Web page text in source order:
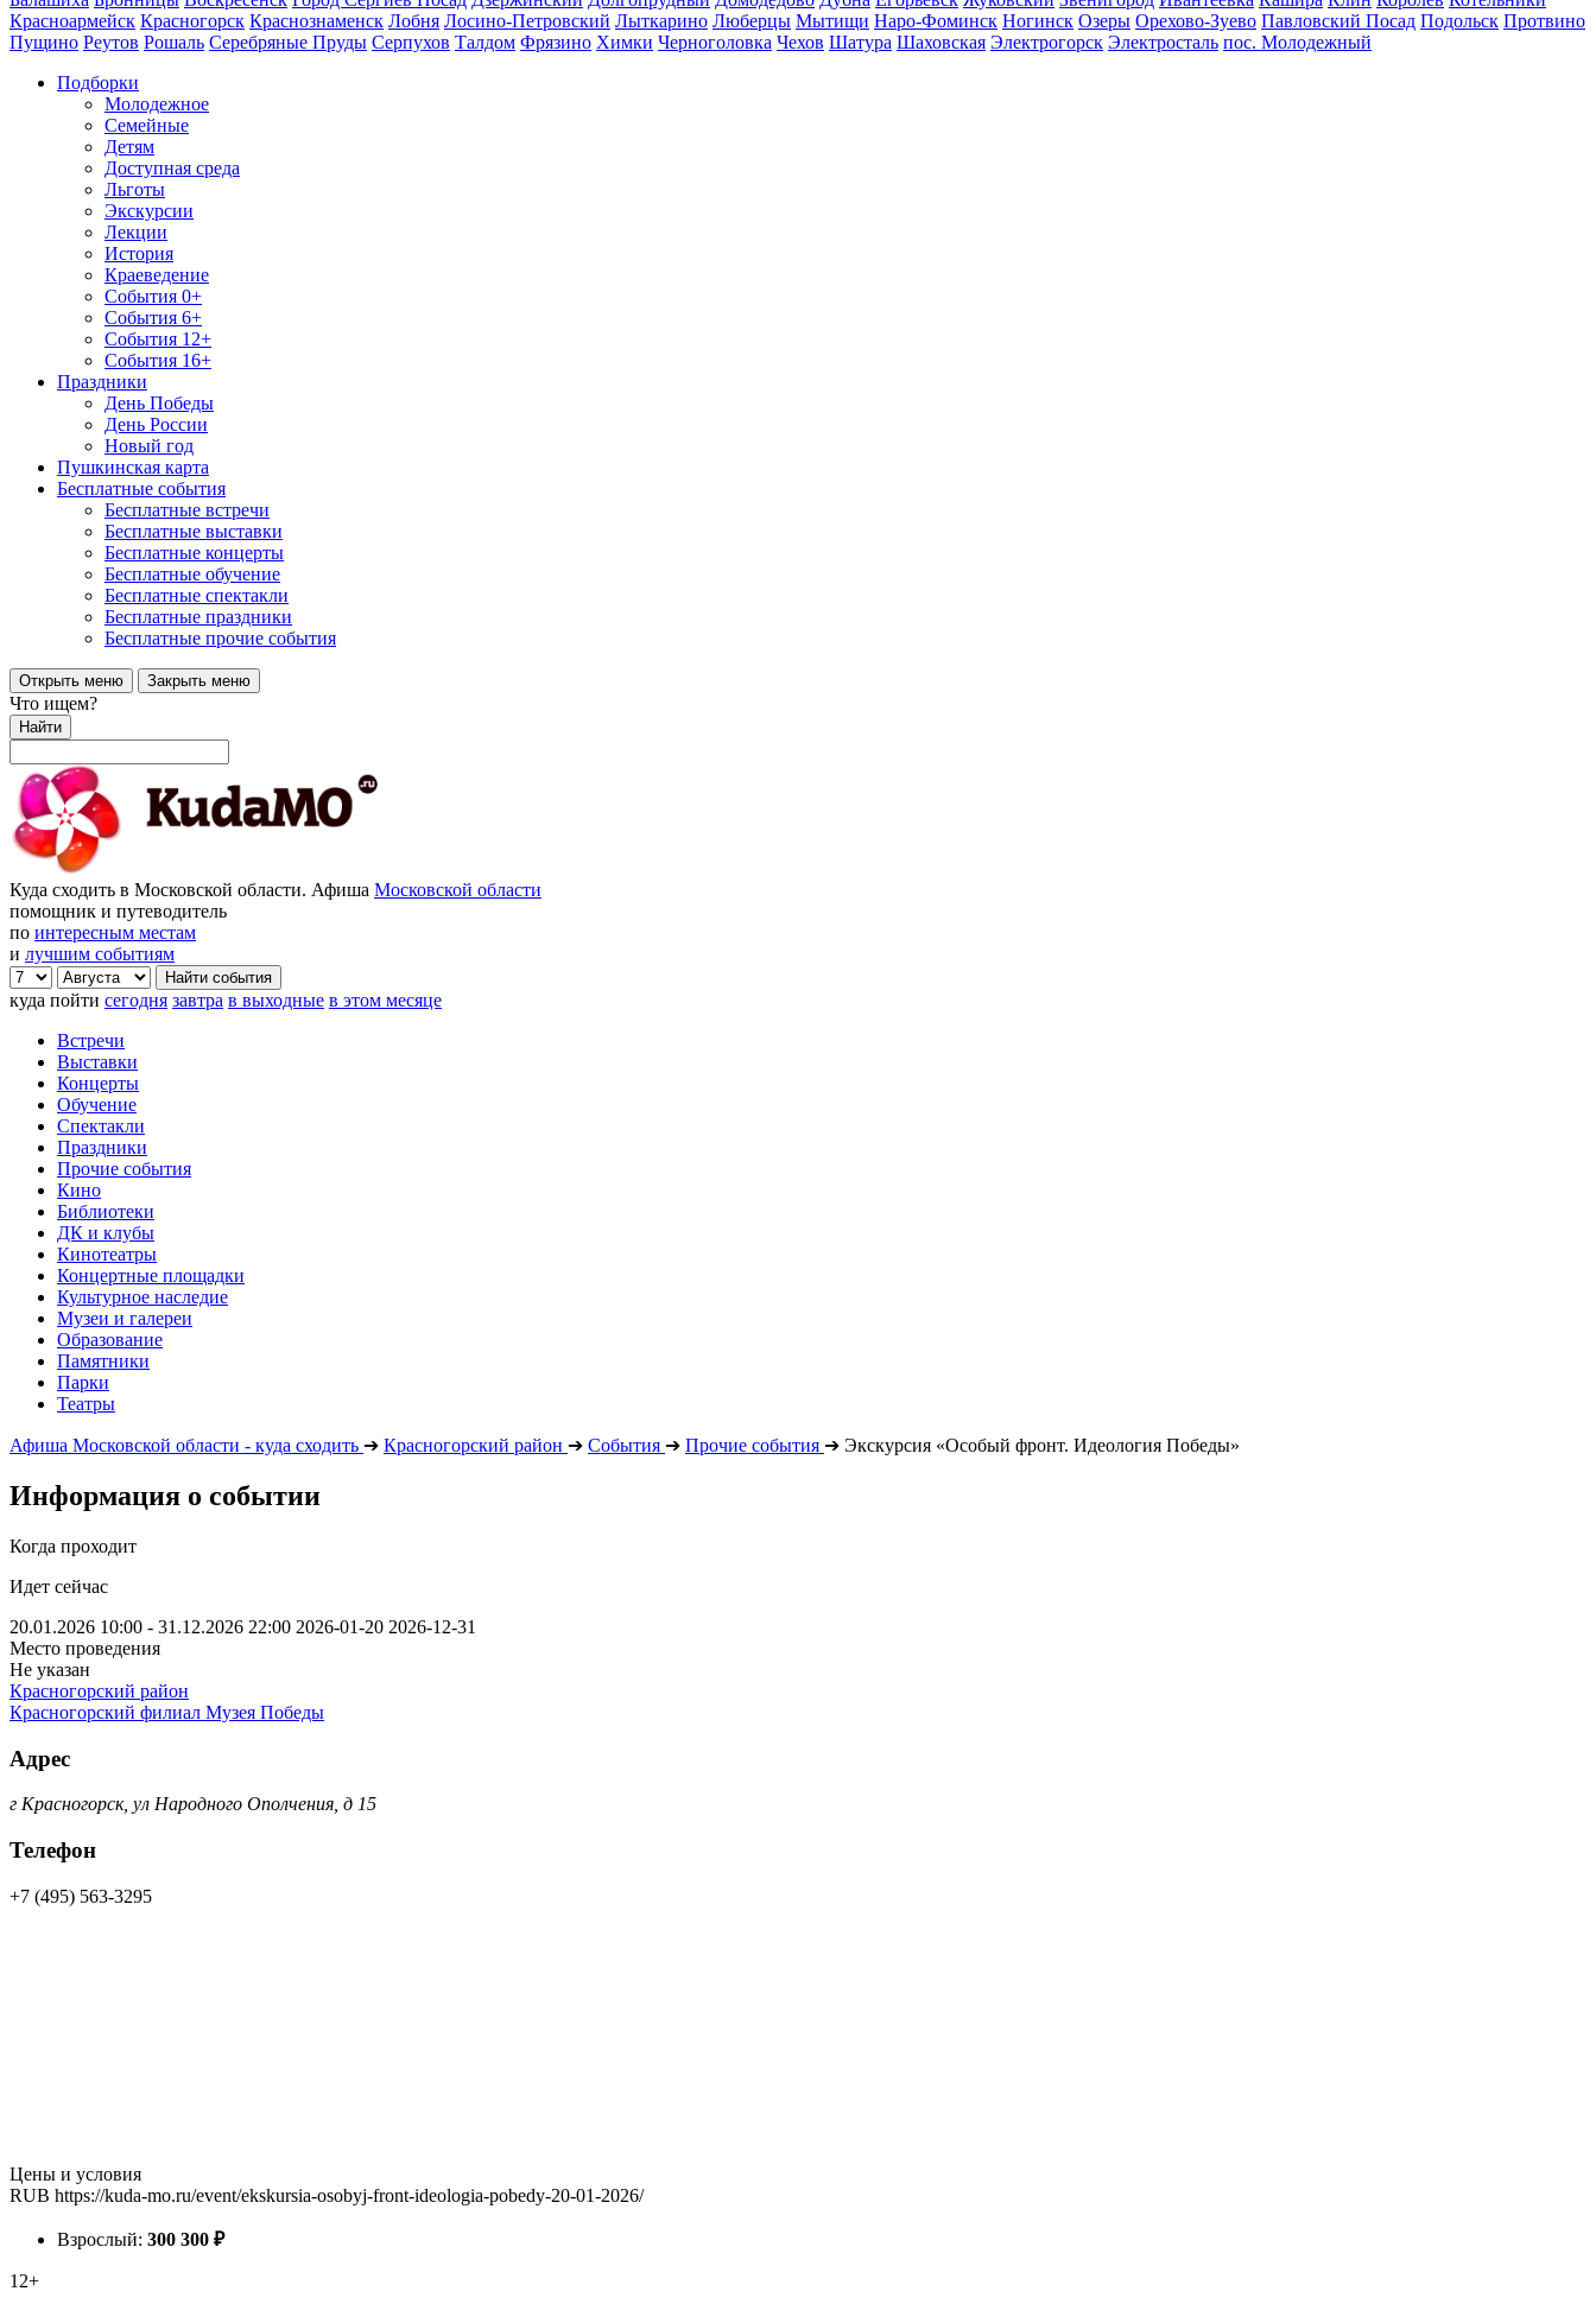
Красноармейск Красногорск Краснознаменск Лобня Лосино-Петровский Лыткарино Люберцы Мытищи Наро-Фоминск Ногинск Озеры Орехово-Зуево Павловский Посад Подольск Протвино
Пущино Реутов Рошаль Серебряные Пруды Серпухов Талдом Фрязино Химки Черноголовка Чехов Шатура Шаховская Электрогорск Электросталь пос. Молодежный
Подборки
Молодежное
Семейные
Детям
Доступная среда
Льготы
Экскурсии
Лекции
История
Краеведение
События 0+
События 6+
События 12+
События 16+
Праздники
День Победы
День России
Новый год
Пушкинская карта
Бесплатные события
Бесплатные встречи
Бесплатные выставки
Бесплатные концерты
Бесплатные обучение
Бесплатные спектакли
Бесплатные праздники
Бесплатные прочие события
Открыть меню Закрыть меню
Что ищем?
Найти
Куда сходить в Московской области. Афиша Московской области
помощник и путеводитель
по интересным местам
и лучшим событиям
куда пойти сегодня завтра в выходные в этом месяце
Встречи
Выставки
Концерты
Обучение
Спектакли
Праздники
Прочие события
Кино
Библиотеки
ДК и клубы
Кинотеатры
Концертные площадки
Культурное наследие
Музеи и галереи
Образование
Памятники
Парки
Театры
Афиша Московской области - куда сходить ➔ Красногорский район ➔ События ➔ Прочие события ➔ Экскурсия «Особый фронт. Идеология Победы»
Информация о событии
Когда проходит
Идет сейчас
20.01.2026 10:00 - 31.12.2026 22:00 2026-01-20 2026-12-31
Место проведения
Не указан
Красногорский район
Красногорский филиал Музея Победы
Адрес
г Красногорск, ул Народного Ополчения, д 15
Телефон
+7 (495) 563-3295
Цены и условия
RUB https://kuda-mo.ru/event/ekskursia-osobyj-front-ideologia-pobedy-20-01-2026/
Взрослый: 300 300 ₽
12+